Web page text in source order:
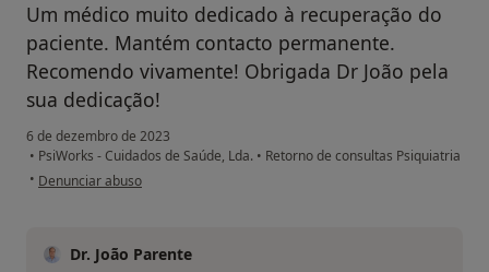
Um médico muito dedicado à recuperação do
paciente. Mantém contacto permanente.
Recomendo vivamente! Obrigada Dr João pela
sua dedicação!
6 de dezembro de 2023
• PsiWorks - Cuidados de Saúde, Lda. • Retorno de consultas Psiquiatria
• na opinião do utilizador Filomena Nascimento
Denunciar abuso
Dr. João Parente